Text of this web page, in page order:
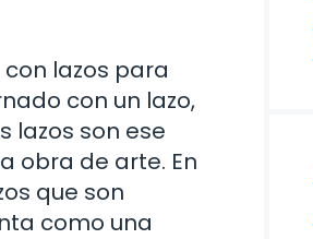
lazos para
con un lazo,
lazos son ese
obra de arte. En
que son
como una